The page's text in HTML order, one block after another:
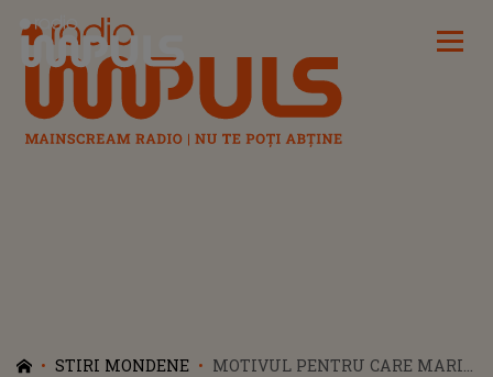
Radio Impuls
STIRI MONDENE
MOTIVUL PENTRU CARE MARIA